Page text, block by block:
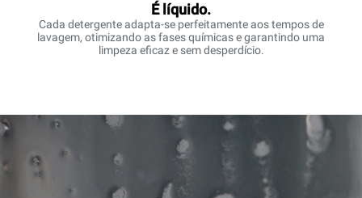
É líquido.
Cada detergente adapta-se perfeitamente aos tempos de
lavagem, otimizando as fases químicas e garantindo uma
limpeza eficaz e sem desperdício.